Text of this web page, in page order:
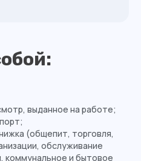
выданное на работе;
(общепит, торговля,
обслуживание
коммунальное и бытовое